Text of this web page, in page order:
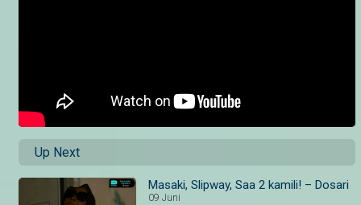
Up Next
Masaki, Slipway, Saa 2 kamili! – Dosari
09 Juni